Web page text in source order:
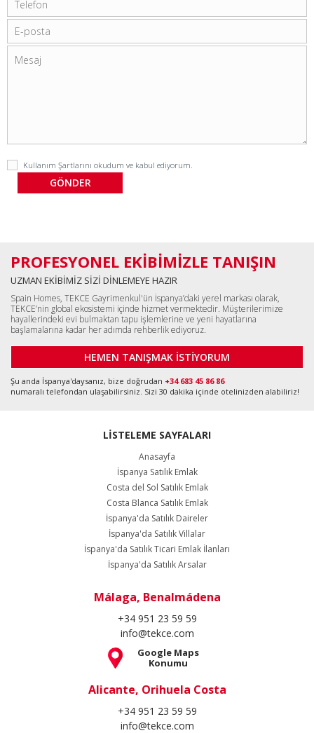
Kullanım Şartlarını okudum ve kabul ediyorum.
PROFESYONEL EKİBİMİZLE TANIŞIN
UZMAN EKİBİMİZ SİZİ DİNLEMEYE HAZIR
Spain Homes, TEKCE Gayrimenkul'ün İspanya’daki yerel markası olarak,
TEKCE’nin global ekosistemi içinde hizmet vermektedir. Müşterilerimize
hayallerindeki evi bulmaktan tapu işlemlerine ve yeni hayatlarına
başlamalarına kadar her adımda rehberlik ediyoruz.
HEMEN TANIŞMAK İSTİYORUM
Şu anda İspanya'daysanız, bize doğrudan +34 683 45 86 86
numaralı telefondan ulaşabilirsiniz. Sizi 30 dakika içinde otelinizden alabiliriz!
LİSTELEME SAYFALARI
Anasayfa
İspanya Satılık Emlak
Costa del Sol Satılık Emlak
Costa Blanca Satılık Emlak
İspanya'da Satılık Daireler
İspanya'da Satılık Villalar
İspanya'da Satılık Ticari Emlak İlanları
İspanya'da Satılık Arsalar
Málaga, Benalmádena
+34 951 23 59 59
info@tekce.com
Google Maps
Konumu
Alicante, Orihuela Costa
+34 951 23 59 59
info@tekce.com